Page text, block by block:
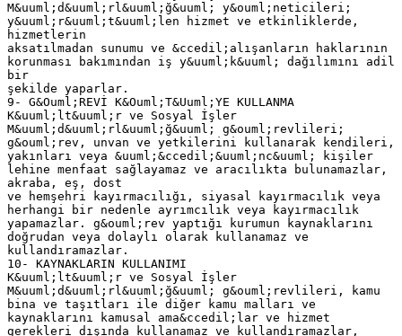
M&uuml;d&uuml;rl&uuml;ğ&uuml; y&ouml;neticileri;
y&uuml;r&uuml;t&uuml;len hizmet ve etkinliklerde,
hizmetlerin
aksatılmadan sunumu ve &ccedil;alışanların haklarının
korunması bakımından iş y&uuml;k&uuml; dağılımını adil
bir
şekilde yaparlar.
9- G&Ouml;REVİ K&Ouml;T&Uuml;YE KULLANMA
K&uuml;lt&uuml;r ve Sosyal İşler
M&uuml;d&uuml;rl&uuml;ğ&uuml; g&ouml;revlileri;
g&ouml;rev, unvan ve yetkilerini kullanarak kendileri,
yakınları veya &uuml;&ccedil;&uuml;nc&uuml; kişiler
lehine menfaat sağlayamaz ve aracılıkta bulunamazlar,
akraba, eş, dost
ve hemşehri kayırmacılığı, siyasal kayırmacılık veya
herhangi bir nedenle ayrımcılık veya kayırmacılık
yapamazlar. g&ouml;rev yaptığı kurumun kaynaklarını
doğrudan veya dolaylı olarak kullanamaz ve
kullandıramazlar.
10- KAYNAKLARIN KULLANIMI
K&uuml;lt&uuml;r ve Sosyal İşler
M&uuml;d&uuml;rl&uuml;ğ&uuml; g&ouml;revlileri, kamu
bina ve taşıtları ile diğer kamu malları ve
kaynaklarını kamusal ama&ccedil;lar ve hizmet
gerekleri dışında kullanamaz ve kullandıramazlar,